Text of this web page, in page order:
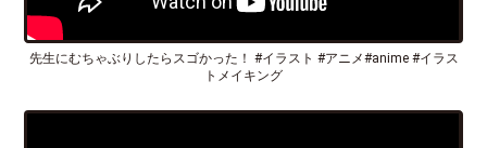
先生にむちゃぶりしたらスゴかった！ #イラスト #アニメ#anime #イラス
トメイキング